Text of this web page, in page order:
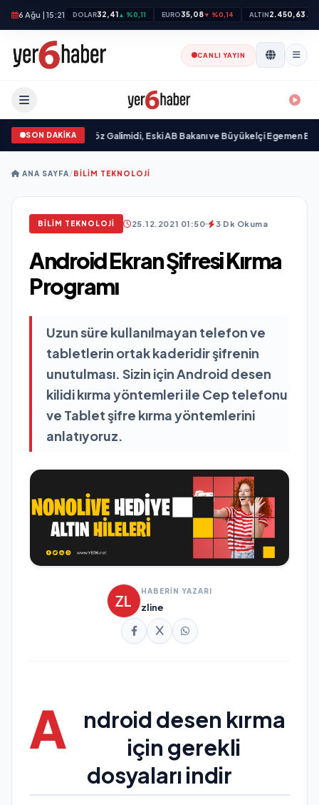
6 Ağu | 15:21 DOLAR32,41▲ %0,11 EURO35,08▼ %0,14 ALTIN2.450,63 ▲
CANLI YAYIN
SON DAKİKA
Ali Emre Açıkgöz Galimidi, Eski AB Bakanı ve Büyükelçi Egemen Bağış
ANA SAYFA/BILIM TEKNOLOJI
BILIM TEKNOLOJI 25.12.2021 01:50 3 Dk Okuma
Android Ekran Şifresi Kırma
Programı
Uzun süre kullanılmayan telefon ve
tabletlerin ortak kaderidir şifrenin
unutulması. Sizin için Android desen
kilidi kırma yöntemleri ile Cep telefonu
ve Tablet şifre kırma yöntemlerini
anlatıyoruz.
HABERİN YAZARI
zline
A
ndroid desen kırma
için gerekli
dosyaları indir